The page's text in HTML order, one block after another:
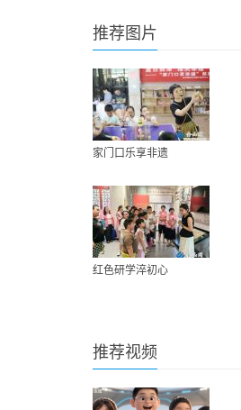
推荐图片
家门口乐享非遗
红色研学淬初心
推荐视频